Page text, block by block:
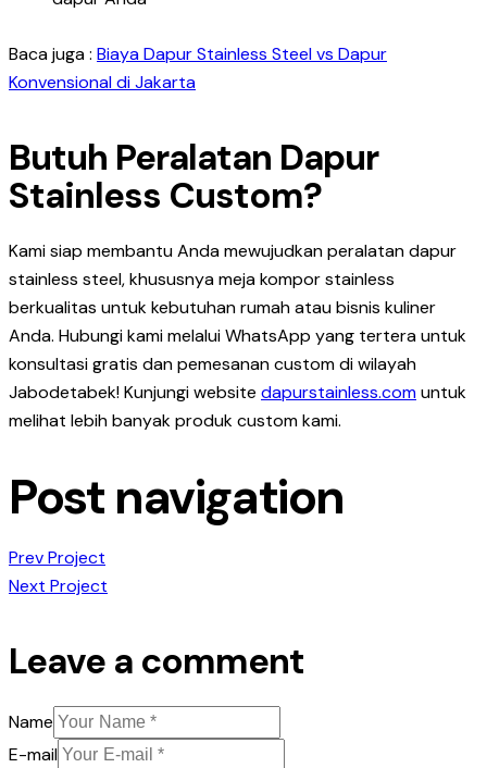
Baca juga : Biaya Dapur Stainless Steel vs Dapur
Konvensional di Jakarta
Butuh Peralatan Dapur
Stainless Custom?
Kami siap membantu Anda mewujudkan peralatan dapur
stainless steel, khususnya meja kompor stainless
berkualitas untuk kebutuhan rumah atau bisnis kuliner
Anda. Hubungi kami melalui WhatsApp yang tertera untuk
konsultasi gratis dan pemesanan custom di wilayah
Jabodetabek! Kunjungi website dapurstainless.comuntuk
melihat lebih banyak produk custom kami.
Post navigation
Prev Project
Next Project
Leave a comment
Name
E-mail